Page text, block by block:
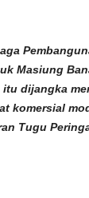
Masiung
dijangka
komersial
Tugu